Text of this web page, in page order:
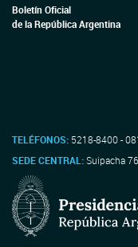
Boletín Oficial
de la República Argentina
TELÉFONOS: 5218-8400 -
SEDE CENTRAL:Suipacha